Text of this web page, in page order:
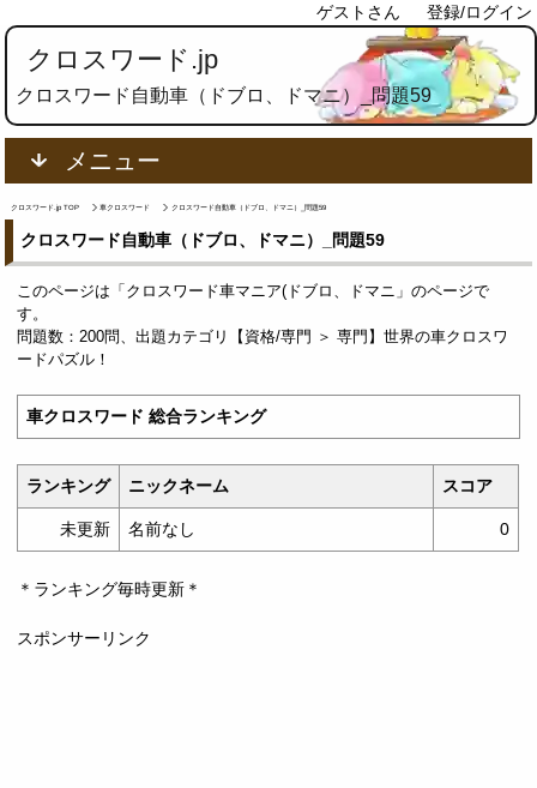
ゲストさん 登録/ログイン
クロスワード.jp
クロスワード自動車（ドブロ、ドマニ）_問題59
メニュー
クロスワード.jp TOP 車クロスワード クロスワード自動車（ドブロ、ドマニ）_問題59
クロスワード自動車（ドブロ、ドマニ）_問題59
このページは「クロスワード車マニア(ドブロ、ドマニ」のページで
す。
問題数：200問、出題カテゴリ【資格/専門 ＞ 専門】世界の車クロスワ
ードパズル！
車クロスワード 総合ランキング
ランキング ニックネーム スコア
未更新 名前なし 0
＊ランキング毎時更新＊
スポンサーリンク